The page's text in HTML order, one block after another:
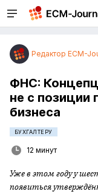
Редактор ECM-
ФНС:
не с позиции
бизнеса
БУХГАЛТЕРУ
12 минут
Уже в этом году у
появиться